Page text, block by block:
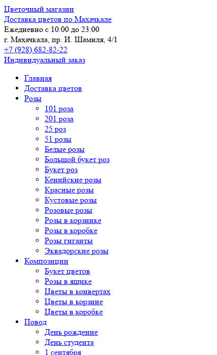
Цветочный магазин
Доставка цветов по Махачкале
Ежедневно с 10:00 до 23:00
г. Махачкала, пр. И. Шамиля, 4/1
+7 (928) 682-82-22
Индивидуальный заказ
Главная
Доставка цветов
Розы
101 роза
201 роза
25 роз
51 розы
Белые розы
Большой букет роз
Букет роз
Кенийские розы
Красные розы
Кустовые розы
Розовые розы
Розы в корзинке
Розы в коробке
Розы гиганты
Эквадорские розы
Композиции
Букет цветов
Розы в ящике
Цветы в конвертах
Цветы в корзине
Цветы в коробке
Повод
День рождение
День студента
1 сентября